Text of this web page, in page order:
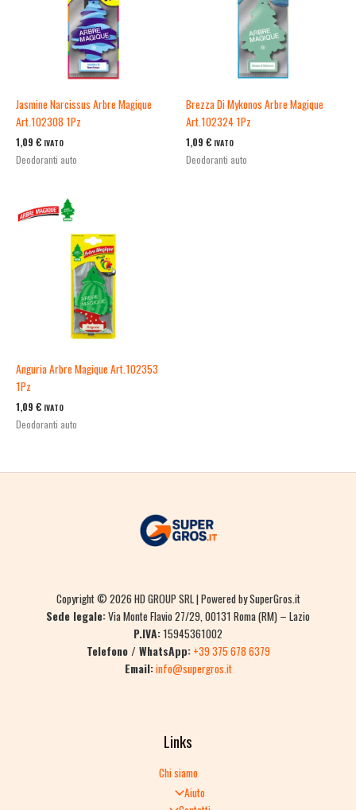
Jasmine Narcissus Arbre Magique
Art.102308 1Pz
1,09 € IVATO
Deodoranti auto
Brezza Di Mykonos Arbre Magique
Art.102324 1Pz
1,09 € IVATO
Deodoranti auto
Anguria Arbre Magique Art.102353
1Pz
1,09 € IVATO
Deodoranti auto
Copyright © 2026 HD GROUP SRL | Powered by SuperGros.it
Sede legale:Via Monte Flavio 27/29, 00131 Roma (RM) – Lazio
P.IVA:15945361002
Telefono / WhatsApp: +39 375 678 6379
Email:info@supergros.it
Links
Chi siamo
Aiuto